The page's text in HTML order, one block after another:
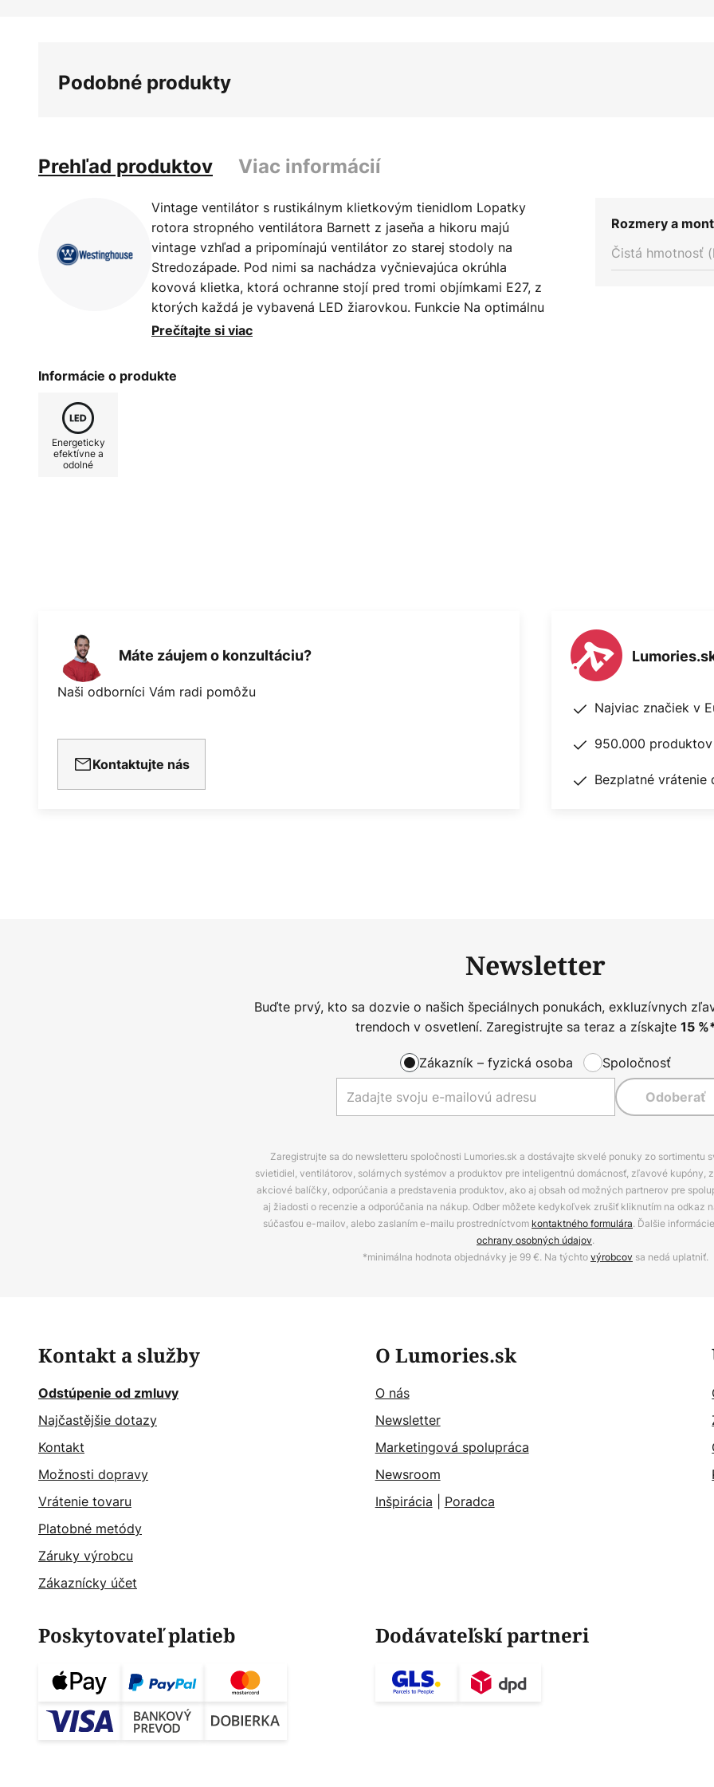
obrázkov
Podobné produkty
Prehľad produktov Viac informácií
Vintage ventilátor s rustikálnym klietkovým tienidlom Lopatky
rotora stropného ventilátora Barnett z jaseňa a hikoru majú
vintage vzhľad a pripomínajú ventilátor zo starej stodoly na
Stredozápade. Pod nimi sa nachádza vyčnievajúca okrúhla
kovová klietka, ktorá ochranne stojí pred tromi objímkami E27, z
ktorých každá je vybavená LED žiarovkou. Funkcie Na optimálnu
prevádzku ventilátora sa musí použiť len dodaná medzikus.
a zimnou prevádzkou. 3 stupne rýchlosti sa nastavujú pomocou
dodaného diaľkového ovládania. Pomocou diaľkového ovládača
Prečítajte si viac
Informácie o produkte
Energeticky
efektívne a
odolné
Rozmery a
Čistá hmotnosť
Máte záujem o konzultáciu?
Naši odborníci Vám radi pomôžu
Kontaktujte nás
Najviac značiek v
950.000
Bezplatné vrátenie
Newsletter
Buďte prvý, kto sa dozvie o našich špeciálnych ponukách, exkluzívnych
trendoch v osvetlení. Zaregistrujte sa teraz a získajte 15
Zákazník – fyzická osoba Spoločnosť
Odoberať
Zaregistrujte sa do newsletteru spoločnosti Lumories.sk a dostávajte skvelé ponuky zo sortimentu
svietidiel, ventilátorov, solárnych systémov a produktov pre inteligentnú domácnosť, zľavové kupóny,
akciové balíčky, odporúčania a predstavenia produktov, ako aj obsah od možných partnerov pre
aj žiadosti o recenzie a odporúčania na nákup. Odber môžete kedykoľvek zrušiť kliknutím na odkaz
súčasťou e-mailov, alebo zaslaním e-mailu prostredníctvom kontaktného formulára. Ďalšie
ochrany osobných údajov.
*minimálna hodnota objednávky je 99 €. Na týchtovýrobcov sa nedá uplatniť.
Kontakt a služby
Odstúpenie od zmluvy
Najčastějšie dotazy
Kontakt
Možnosti dopravy
Vrátenie tovaru
Platobné metódy
Záruky výrobcu
Zákaznícky účet
O Lumories.sk
O nás
Newsletter
Marketingová spolupráca
Newsroom
Inšpirácia
Poradca
Poskytovateľ platieb Dodávateľskí partneri